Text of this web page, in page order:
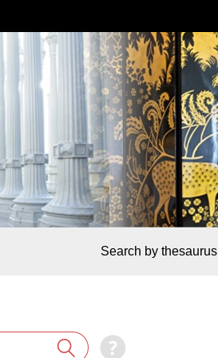
Search by thesaurus